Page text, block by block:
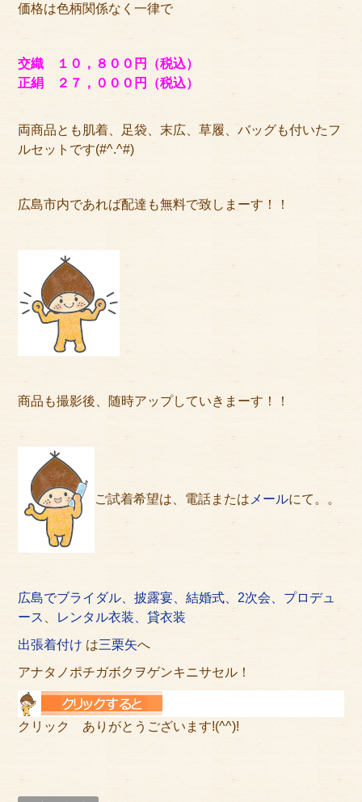
価格は色柄関係なく一律で
交織 １０，８００円（税込）
正絹 ２７，０００円（税込）
両商品とも肌着、足袋、末広、草履、バッグも付いたフ
ルセットです(#^.^#)
広島市内であれば配達も無料で致しまーす！！
商品も撮影後、随時アップしていきまーす！！
ご試着希望は、電話または メールにて。。
広島でブライダル、披露宴、結婚式、2次会、プロデュ
ース
レンタル衣装、貸衣装
出張着付け は三栗矢へ
アナタノポチガボクヲゲンキニサセル！
クリック ありがとうございます!(^^)!